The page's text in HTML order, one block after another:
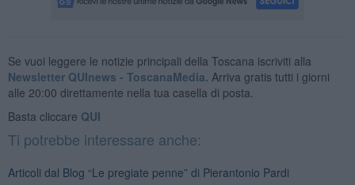
Se vuoi leggere le notizie principali della Toscana iscriviti alla
Newsletter QUInews - ToscanaMedia. Arriva gratis tutti i giorni
alle 20:00 direttamente nella tua casella di posta.
Basta cliccare QUI
Ti potrebbe interessare anche:
Articoli dal Blog “Le pregiate penne” di Pierantonio Pardi